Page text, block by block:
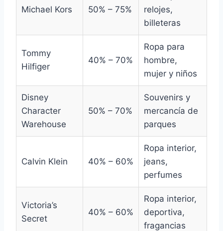
Michael Kors 50% – 75%
relojes,
billeteras
Tommy
Hilfiger
40% – 70%
Ropa para
hombre,
mujer y niños
Disney
Character
Warehouse
50% – 70%
Souvenirs y
mercancía de
parques
Calvin Klein 40% – 60%
Ropa interior,
jeans,
perfumes
Victoria’s
Secret
40% – 60%
Ropa interior,
deportiva,
fragancias